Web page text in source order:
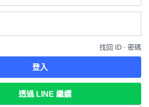
找回 ID ∙ 密碼
登入
透過 LINE 繼續